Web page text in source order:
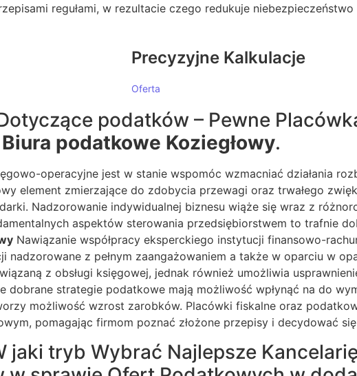
regułami, w rezultacie czego redukuje
Precyzyjne Kalkulacje
Oferta
podatków – Pewne
Biura podatkowe Koziegłowy.
operacyjne jest w stanie wspomóc wzmacniać działania
element zmierzające do zdobycia przewagi oraz trwałego
Nadzorowanie indywidualnej biznesu wiąże się wraz z
aspektów sterowania przedsiębiorstwem to trafnie
Nawiązanie współpracy eksperckiego instytucji finansowo-
z pełnym zaangażowaniem a także w oparciu w
z obsługi księgowej, jednak również umożliwia
strategie podatkowe mają możliwość wpłynąć na do
możliwość wzrost zarobków. Placówki fiskalne oraz
pomagając firmom poznać złożone przepisy i decydować
jaki tryb Wybrać Najlepsze